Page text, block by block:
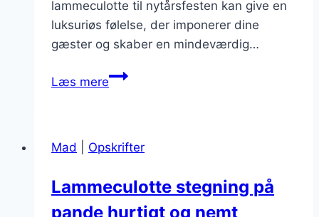
lammeculotte til nytårsfesten kan give en
luksuriøs følelse, der imponerer dine
gæster og skaber en mindeværdig…
Læs mereLammeculotte
Mad Opskrifter
Lammeculotte stegning på
pande hurtigt og nemt